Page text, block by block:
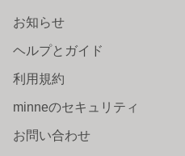
お知らせ
ヘルプとガイド
利用規約
minneのセキュリティ
お問い合わせ